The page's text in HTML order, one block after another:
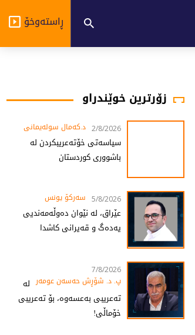
ڕاستەوخۆ
زۆرترین خوێندراو
2/8/2026 د.کەمال سولەیمانی
سیاسەتی خۆتەعریبکردن لە
باشووری کوردستان
5/8/2026 سەرکۆ یونس
عێراق، لە نێوان دەوڵەمەندیی
یەدەگ و قەیرانی کاشدا
7/8/2026
پ. د. شۆڕش حەسەن عومەر لە
تەعریبی بەعسەوە، بۆ تەعریبی
خۆماڵی!